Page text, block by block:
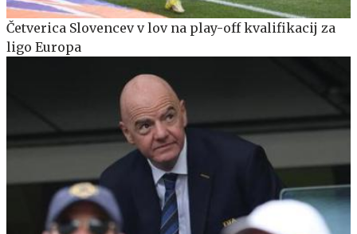
Četverica Slovencev v lov na play-off kvalifikacij za
ligo Europa